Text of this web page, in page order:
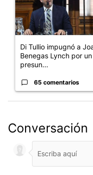
Di Tullio impugnó a
Benegas Lynch por un
presun...
65 comentarios
Conversación